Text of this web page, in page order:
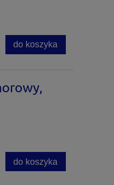
do koszyka
do koszyka